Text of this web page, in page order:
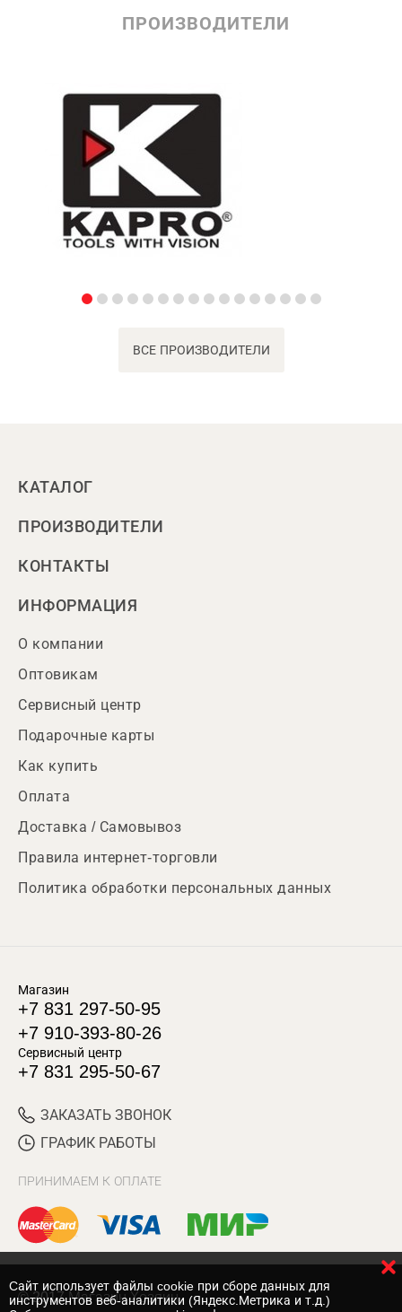
ПРОИЗВОДИТЕЛИ
ВСЕ ПРОИЗВОДИТЕЛИ
КАТАЛОГ
ПРОИЗВОДИТЕЛИ
КОНТАКТЫ
ИНФОРМАЦИЯ
О компании
Оптовикам
Сервисный центр
Подарочные карты
Как купить
Оплата
Доставка / Самовывоз
Правила интернет-торговли
Политика обработки персональных данных
Магазин
+7 831 297-50-95
+7 910-393-80-26
Сервисный центр
+7 831 295-50-67
ЗАКАЗАТЬ ЗВОНОК
ГРАФИК РАБОТЫ
ПРИНИМАЕМ К ОПЛАТЕ
© 2017 Магазин Хозяин
Cайт использует файлы cookie при сборе данных для
инструментов веб-аналитики (Яндекс.Метрика и т.д.)